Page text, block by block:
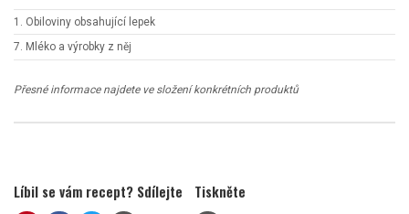
1. Obiloviny obsahující lepek
7. Mléko a výrobky z něj
Přesné informace najdete ve složení konkrétních produktů
Líbil se vám recept? Sdílejte Tiskněte